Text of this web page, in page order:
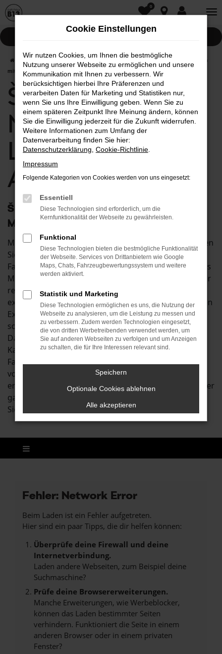
Zum
0
Škoda
Škoda Karoq Neuwagen
mit Lieferservice nach Aichach
Škoda Karoq
Neuwagen mit
Lieferservice nach
Aichach
Škoda Karoq Neuwagen: First Class
Mobilität in Aichach
Mit einem Škoda Karoq Neuwagen in Aichach befinden
Sie sich in der ersten Liga der überzeugenden
Fahrzeuge. In seiner Klasse existiert kaum ein anderes
Modell, dass dem Škoda Karoq Neuwagen das Wasser
reichen könnte. Untermauert wird dies durch
exzellente Testergebnisse und eine Fülle an attraktiven
Extras. Insbesondere die aktuelle Modellgeneration
scheint wie geschaffen für Aichach und Umgebung.
Dank effizienter Motoren beherrschen Sie im Škoda
Karoq Neuwagen sowohl den Stadtverkehr als auch
Fahrten auf der Landstraße und profitieren zudem
vom üppig bemessenen Stauraum. Des Weiteren
erfreuen Sie sich auf Fahrten rund um Aichach an einer
ganzen Reihe von Extras, Assistenzsystemen und
Sicherheitsfunktionen. Lassen Sie sich überzeugen.
Fehler: Network Error
Beim Laden ist ein Fehler aufgetreten.
Hier sind ein paar Tipps, die dir helfen können:
Überprüfe deine Firewall und deine
Internetverbindung.
Laden andere Webseiten, zum Beispiel deine
Suchmaschine?
Prüfe deine Browsererweiterungen.
Manche Erweiterungen, wie Werbeblocker,
können das Laden bestimmter Seiten
verhindern. Funktioniert die Seite in einem
anderen Browser oder in einem privaten
Fenster?
Cookie Einstellungen
Wir nutzen Cookies, um Ihnen die bestmögliche
Nutzung unserer Webseite zu ermöglichen und unsere
Kommunikation mit Ihnen zu verbessern. Wir
berücksichtigen hierbei Ihre Präferenzen und
verarbeiten Daten für Marketing und Statistiken nur,
wenn Sie uns Ihre Einwilligung geben. Wenn Sie zu
einem späteren Zeitpunkt Ihre Meinung ändern, können
Sie die Einwilligung jederzeit für die Zukunft widerrufen.
Weitere Informationen zum Umfang der
Datenverarbeitung finden Sie hier:
Datenschutzerklärung Cookie-Richtlinie
Impressum
Folgende Kategorien von Cookies werden von uns eingesetzt:
Essentiell
Diese Technologien sind erforderlich, um die
Kernfunktionalität der Webseite zu gewährleisten.
Funktional
Diese Technologien bieten die bestmögliche Funktionalität
der Webseite. Services von Drittanbietern wie Google
Maps, Chats, Fahrzeugbewertungssystem und weitere
werden aktiviert.
Statistik und Marketing
Diese Technologien ermöglichen es uns, die Nutzung der
Webseite zu analysieren, um die Leistung zu messen und
zu verbessern. Zudem werden Technologien eingesetzt,
die von dritten Werbetreibenden verwendet werden, um
Sie auf anderen Webseiten zu verfolgen und um Anzeigen
zu schalten, die für Ihre Interessen relevant sind.
Speichern
Optionale Cookies ablehnen
Alle akzeptieren